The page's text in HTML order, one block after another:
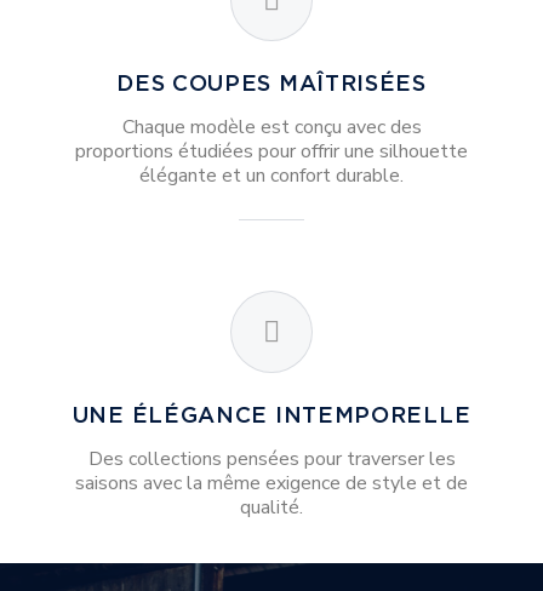
DES COUPES MAÎTRISÉES
Chaque modèle est conçu avec des
proportions étudiées pour offrir une silhouette
élégante et un confort durable.
UNE ÉLÉGANCE INTEMPORELLE
Des collections pensées pour traverser les
saisons avec la même exigence de style et de
qualité.